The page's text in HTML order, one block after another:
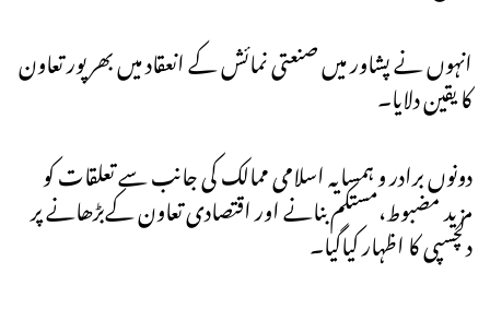
انہوں نے پشاور میں صنعتی نمائش کے انعقاد میں بھرپور تعاون
کا یقین دلایا۔
دونوں برادر و ہمسایہ اسلامی ممالک کی جانب سے تعلقات کو
مزید مضبوط،مستکم بنانے اور اقتصادی تعاون کےبڑھانے پر
دلچسپی کا اظہار کیاگیا۔